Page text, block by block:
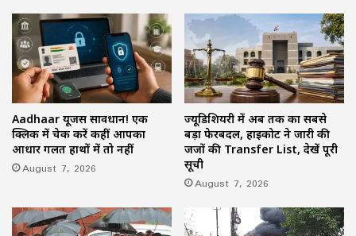
Aadhaar यूजर्स सावधान! एक
क्लिक में चेक करें कहीं आपका
आधार गलत हाथों में तो नहीं
August 7, 2026
ज्यूडिशियरी में अब तक का सबसे
बड़ा फेरबदल, हाईकोर्ट ने जारी की
जजों की Transfer List, देखें पूरी
सूची
August 7, 2026